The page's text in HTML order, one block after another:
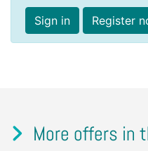
Sign in Register
More offers in